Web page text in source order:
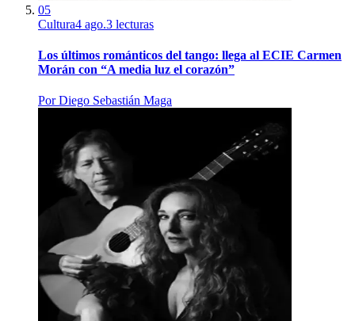
05
Cultura4 ago.3 lecturas
Los últimos románticos del tango: llega al ECIE Carmen
Morán con “A media luz el corazón”
PorDiego Sebastián Maga